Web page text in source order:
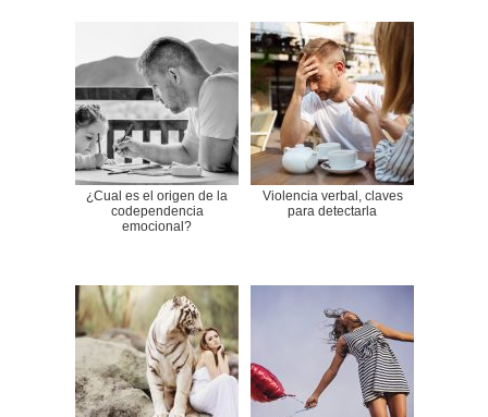
¿Cual es el origen de la
codependencia
emocional?
Violencia verbal, claves
para detectarla